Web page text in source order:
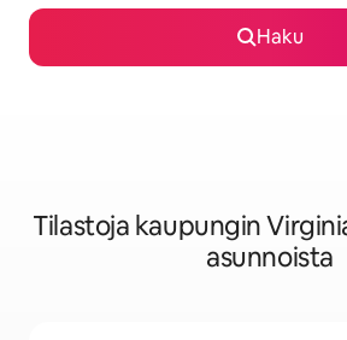
Haku
Tilastoja kaupungin
asunnoista